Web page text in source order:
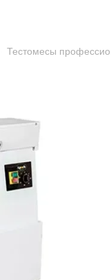
Тестомесы